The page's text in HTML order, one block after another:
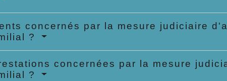
concernés par la mesure judiciaire
?
concernées par la mesure
?